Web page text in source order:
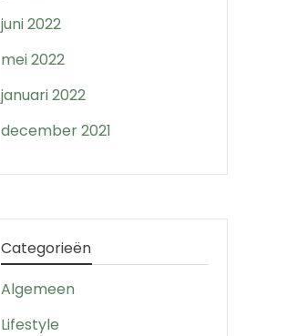
juni 2022
mei 2022
januari 2022
december 2021
Categorieën
Algemeen
Lifestyle